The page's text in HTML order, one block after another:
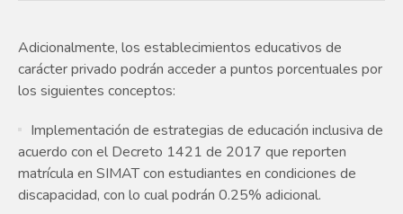
Adicionalmente, los establecimientos educativos de
carácter privado podrán acceder a puntos porcentuales por
los siguientes conceptos:
Implementación de estrategias de educación inclusiva de
acuerdo con el Decreto 1421 de 2017 que reporten
matrícula en SIMAT con estudiantes en condiciones de
discapacidad, con lo cual podrán 0.25% adicional.